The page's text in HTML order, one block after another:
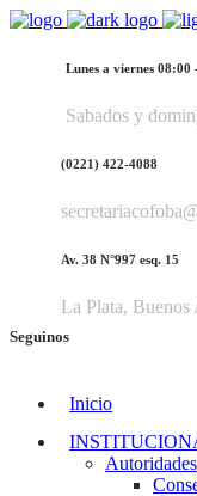
Lunes a viernes 08:00
Sabados y
(0221) 422-4088
Av. 38 N°997 esq. 15
La Plata,
Seguinos
Inicio
Autoridades